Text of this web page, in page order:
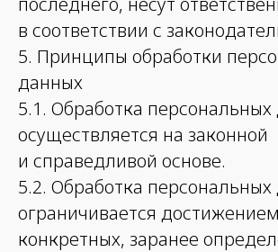
в соответствии с
5. Принципы обработки
данных
5.1. Обработка
осуществляется на законной
и справедливой основе.
5.2. Обработка
ограничивается достижением
конкретных, заранее